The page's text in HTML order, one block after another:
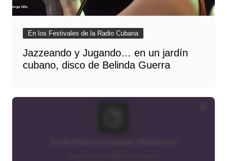
En los Festivales de la Radio Cubana
Jazzeando y Jugando… en un jardín
cubano, disco de Belinda Guerra